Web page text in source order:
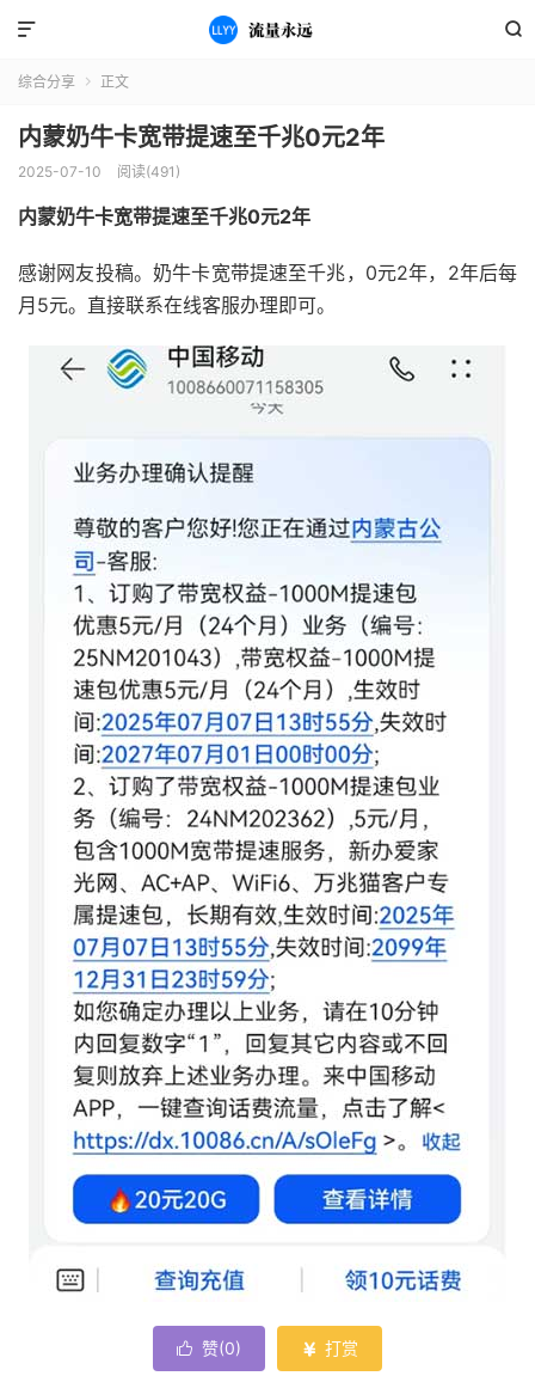


综合分享  正文
内蒙奶牛卡宽带提速至千兆0元2年
2025-07-10 阅读(491)
内蒙奶牛卡宽带提速至千兆0元2年
感谢网友投稿。奶牛卡宽带提速至千兆，0元2年，2年后每
月5元。直接联系在线客服办理即可。
 赞(0)  打赏